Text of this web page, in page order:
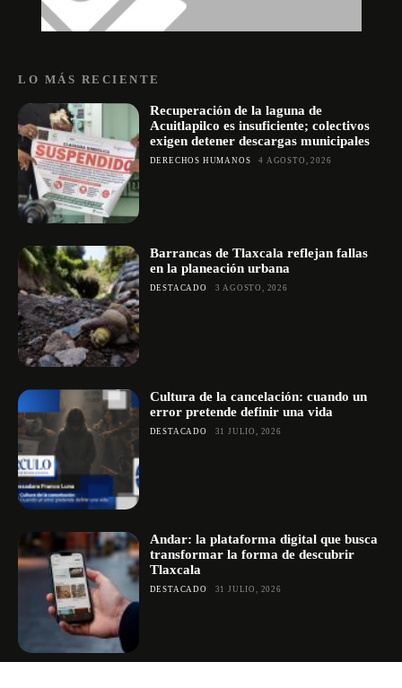
LO MÁS RECIENTE
Recuperación de la laguna de
Acuitlapilco es insuficiente; colectivos
exigen detener descargas municipales
DERECHOS HUMANOS 4 AGOSTO, 2026
Barrancas de Tlaxcala reflejan fallas
en la planeación urbana
DESTACADO 3 AGOSTO, 2026
Cultura de la cancelación: cuando un
error pretende definir una vida
DESTACADO 31 JULIO, 2026
Andar: la plataforma digital que busca
transformar la forma de descubrir
Tlaxcala
DESTACADO 31 JULIO, 2026